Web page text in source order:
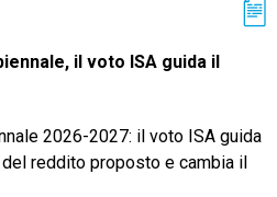
il voto ISA guida il
2026-2027: il voto ISA guida
reddito proposto e cambia il